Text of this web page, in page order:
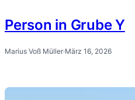
Person in Grube Y
Marius Voß Müller·März 16, 2026